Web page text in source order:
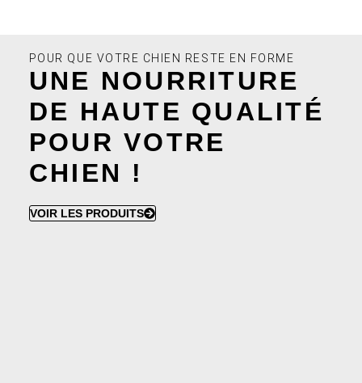
POUR QUE VOTRE CHIEN RESTE EN FORME
UNE NOURRITURE
DE HAUTE QUALITÉ
POUR VOTRE
CHIEN !
VOIR LES PRODUITS